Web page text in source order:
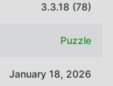
3.3.18 (78)
Puzzle
January 18, 2026